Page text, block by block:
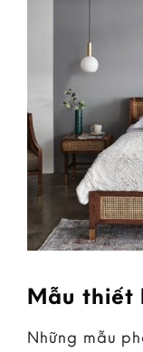
Mẫu thiết
Những mẫu